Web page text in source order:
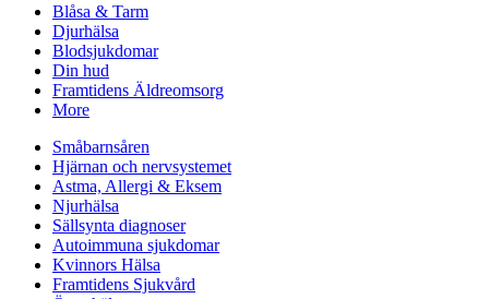
Blåsa & Tarm
Djurhälsa
Blodsjukdomar
Din hud
Framtidens Äldreomsorg
More
Småbarnsåren
Hjärnan och nervsystemet
Astma, Allergi & Eksem
Njurhälsa
Sällsynta diagnoser
Autoimmuna sjukdomar
Kvinnors Hälsa
Framtidens Sjukvård